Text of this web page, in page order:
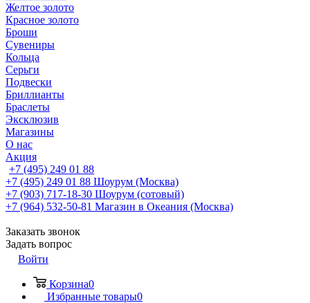
Желтое золото
Красное золото
Броши
Сувениры
Кольца
Серьги
Подвески
Бриллианты
Браслеты
Эксклюзив
Магазины
О нас
Акция
+7 (495) 249 01 88
+7 (495) 249 01 88 Шоурум (Москва)
+7 (903) 717-18-30 Шоурум (сотовый)
+7 (964) 532-50-81 Магазин в Океания (Москва)
Заказать звонок
Задать вопрос
Войти
Корзина0
Избранные товары0